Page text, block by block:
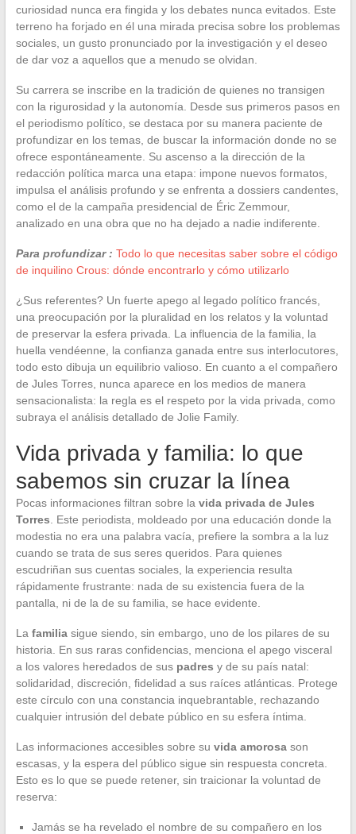
curiosidad nunca era fingida y los debates nunca evitados. Este
terreno ha forjado en él una mirada precisa sobre los problemas
sociales, un gusto pronunciado por la investigación y el deseo
de dar voz a aquellos que a menudo se olvidan.
Su carrera se inscribe en la tradición de quienes no transigen
con la rigurosidad y la autonomía. Desde sus primeros pasos en
el periodismo político, se destaca por su manera paciente de
profundizar en los temas, de buscar la información donde no se
ofrece espontáneamente. Su ascenso a la dirección de la
redacción política marca una etapa: impone nuevos formatos,
impulsa el análisis profundo y se enfrenta a dossiers candentes,
como el de la campaña presidencial de Éric Zemmour,
analizado en una obra que no ha dejado a nadie indiferente.
Para profundizar : Todo lo que necesitas saber sobre el código
de inquilino Crous: dónde encontrarlo y cómo utilizarlo
¿Sus referentes? Un fuerte apego al legado político francés,
una preocupación por la pluralidad en los relatos y la voluntad
de preservar la esfera privada. La influencia de la familia, la
huella vendéenne, la confianza ganada entre sus interlocutores,
todo esto dibuja un equilibrio valioso. En cuanto a el compañero
de Jules Torres, nunca aparece en los medios de manera
sensacionalista: la regla es el respeto por la vida privada, como
subraya el análisis detallado de Jolie Family.
Vida privada y familia: lo que
sabemos sin cruzar la línea
Pocas informaciones filtran sobre la vida privada de Jules
Torres . Este periodista, moldeado por una educación donde la
modestia no era una palabra vacía, prefiere la sombra a la luz
cuando se trata de sus seres queridos. Para quienes
escudriñan sus cuentas sociales, la experiencia resulta
rápidamente frustrante: nada de su existencia fuera de la
pantalla, ni de la de su familia, se hace evidente.
La familiasigue siendo, sin embargo, uno de los pilares de su
historia. En sus raras confidencias, menciona el apego visceral
a los valores heredados de sus padres y de su país natal:
solidaridad, discreción, fidelidad a sus raíces atlánticas. Protege
este círculo con una constancia inquebrantable, rechazando
cualquier intrusión del debate público en su esfera íntima.
Las informaciones accesibles sobre su vida amorosason
escasas, y la espera del público sigue sin respuesta concreta.
Esto es lo que se puede retener, sin traicionar la voluntad de
reserva:
Jamás se ha revelado el nombre de su compañero en los